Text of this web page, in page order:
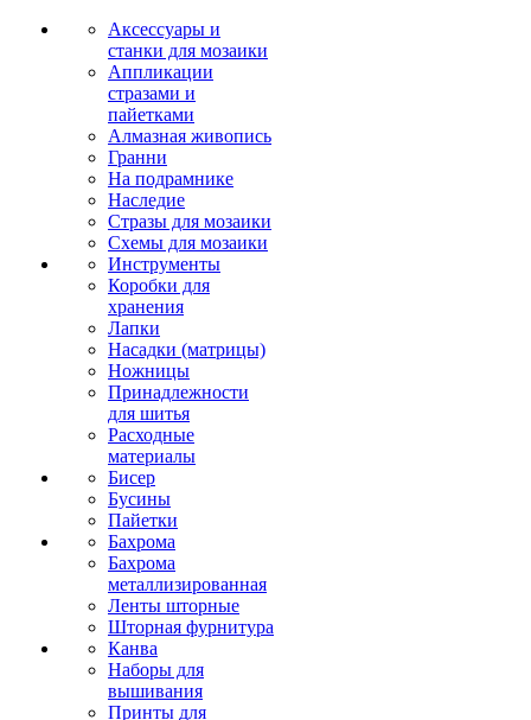
Аксессуары и
станки для мозаики
Аппликации
стразами и
пайетками
Алмазная живопись
Гранни
На подрамнике
Наследие
Стразы для мозаики
Схемы для мозаики
Инструменты
Коробки для
хранения
Лапки
Насадки (матрицы)
Ножницы
Принадлежности
для шитья
Расходные
материалы
Бисер
Бусины
Пайетки
Бахрома
Бахрома
металлизированная
Ленты шторные
Шторная фурнитура
Канва
Наборы для
вышивания
Принты для